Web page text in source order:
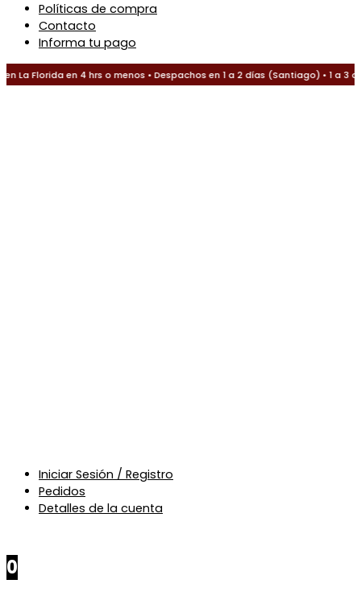
Políticas de compra
Contacto
Informa tu pago
Florida en 4 hrs o menos • Despachos en 1 a 2 días (Santiago) • 1 a 3
Iniciar Sesión / Registro
Pedidos
Detalles de la cuenta
0